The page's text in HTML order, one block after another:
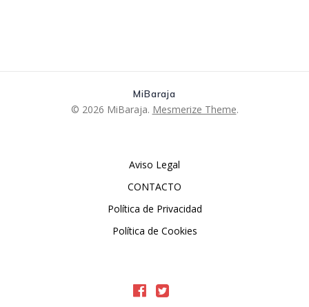
MiBaraja
© 2026 MiBaraja. Mesmerize Theme.
Aviso Legal
CONTACTO
Política de Privacidad
Política de Cookies